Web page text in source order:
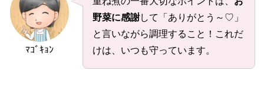
ﾏｺﾞｷｮﾝ
野菜に感謝して「ありがとう～♡」
と言いながら調理すること！これだ
けは、いつも守っています。